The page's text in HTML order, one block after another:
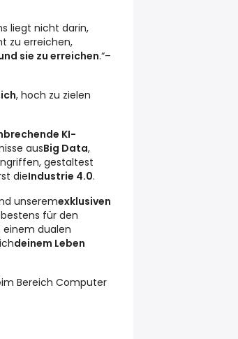
liegt nicht darin,
zu erreichen,
sie zu erreichen.“–
, hoch zu zielen
KI-
ausBig Data,
gestaltest
dieIndustrie 4.0.
unseremexklusiven
für den
einem dualen
deinem Leben
im Bereich Computer